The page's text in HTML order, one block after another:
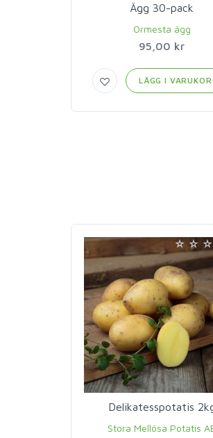
Ägg 30-pack
Ormesta ägg
95,00 kr
LÄGG I
Delikatesspotatis
Stora Mellösa Potatis